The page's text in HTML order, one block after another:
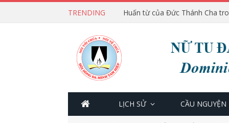
TRENDING
LỊCH SỬ CẦU NGUYỆN